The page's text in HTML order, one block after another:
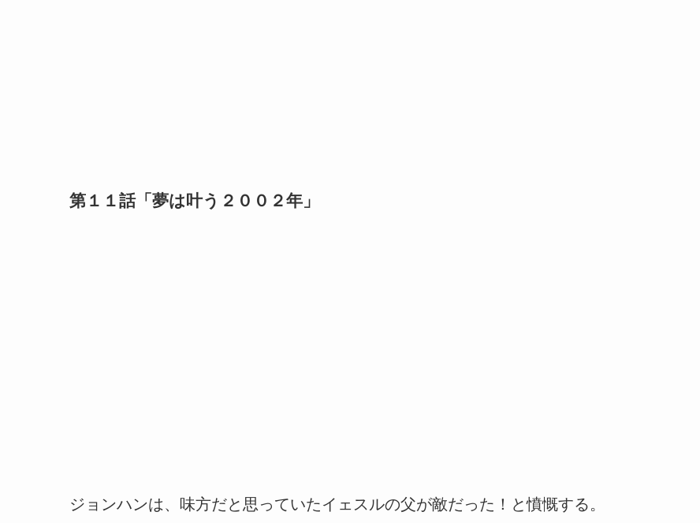
第１１話「夢は叶う２００２年」
ジョンハンは、味方だと思っていたイェスルの父が敵だった！と憤慨する。